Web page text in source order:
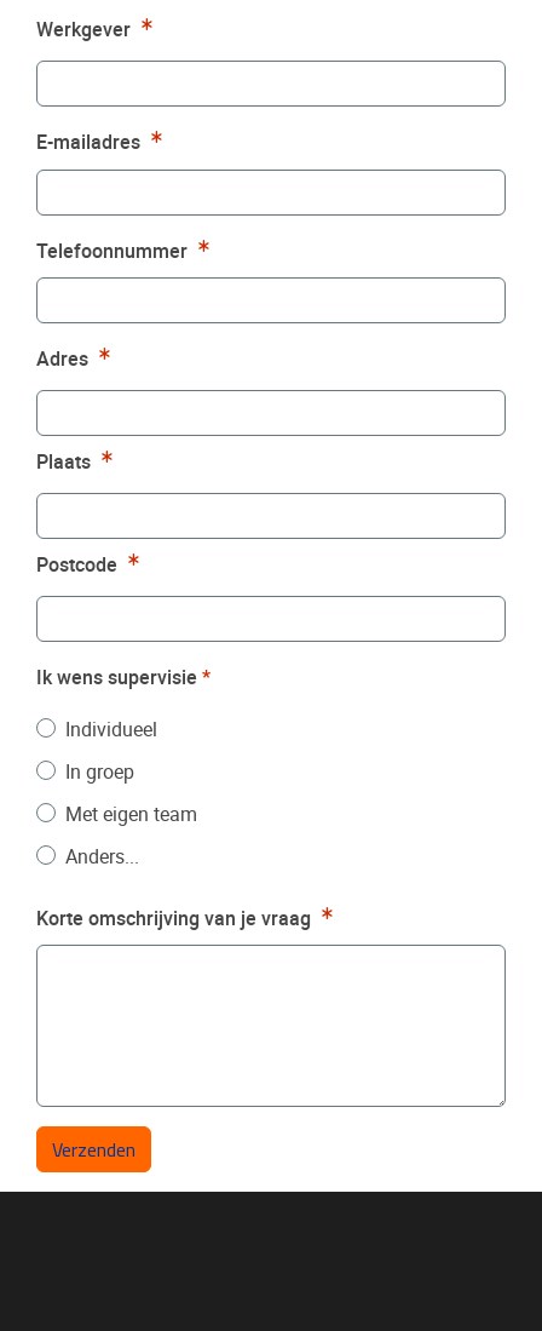
Werkgever
E-mailadres
Telefoonnummer
Adres
Plaats
Postcode
Ik wens supervisie *
Individueel
In groep
Met eigen team
Anders...
Korte omschrijving van je vraag